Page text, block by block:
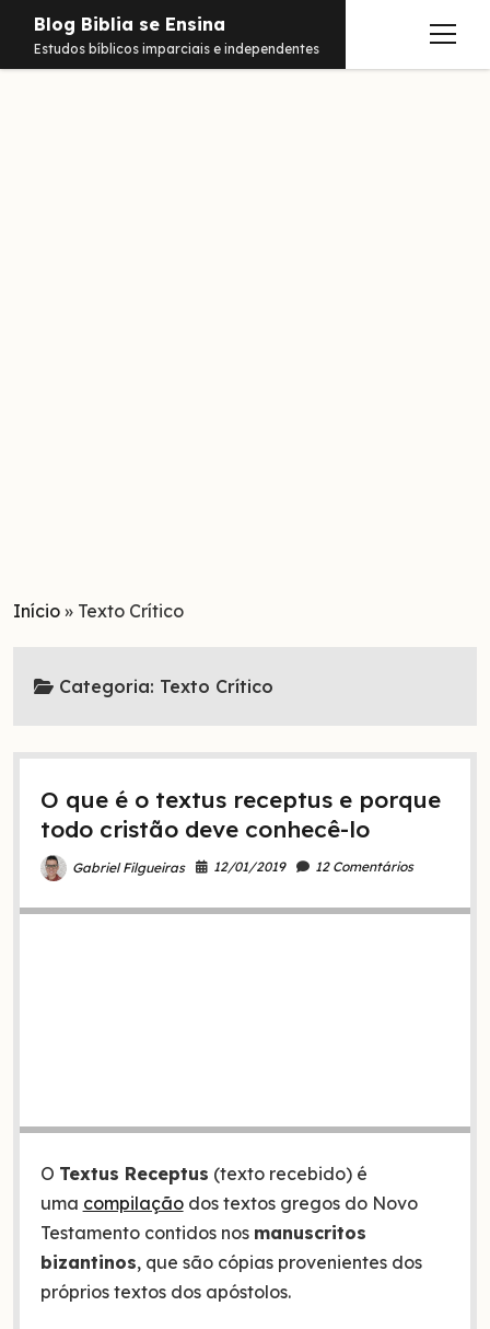
Blog Biblia se Ensina
Estudos bíblicos imparciais e independentes
abrir
Início » Texto Crítico
Categoria: Texto Crítico
O que é o textus receptus e porque
todo cristão deve conhecê-lo
Gabriel Filgueiras 12/01/2019 12 Comentários
O Textus Receptus (texto recebido) é
uma compilaçãodos textos gregos do Novo
Testamento contidos nos manuscritos
bizantinos, que são cópias provenientes dos
próprios textos dos apóstolos.